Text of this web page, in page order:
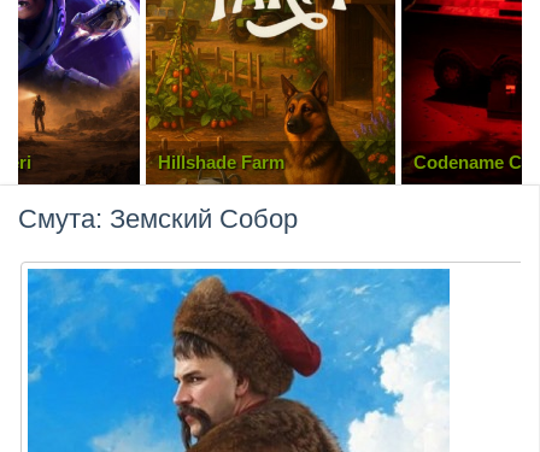
Hillshade Farm Codename
Смута: Земский Собор